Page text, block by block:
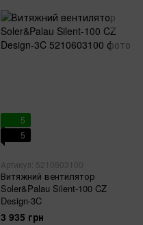
5
5
Артикул: 5210603100
Витяжний вентилятор
Soler&Palau Silent-100 CZ
Design-3C
3 935 грн